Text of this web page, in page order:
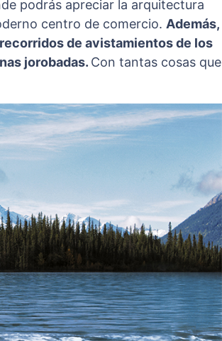
podrás apreciar la arquitectura
centro de comercio. Además,
de avistamientos de los
jorobadas. Con tantas cosas que